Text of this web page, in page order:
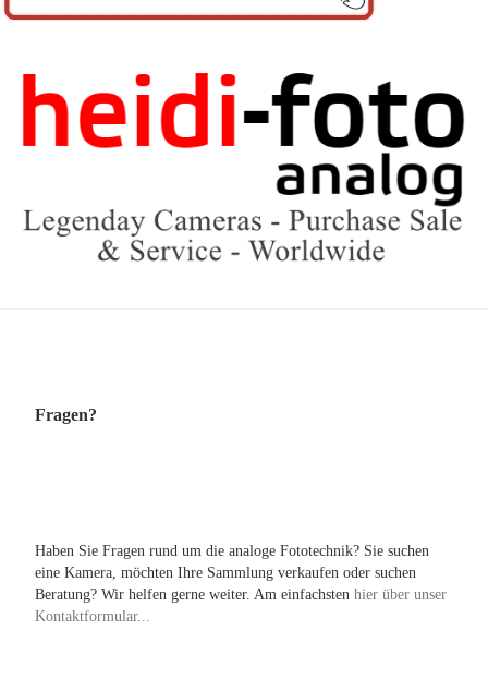
Fragen?
Haben Sie Fragen rund um die analoge Fototechnik? Sie suchen
eine Kamera, möchten Ihre Sammlung verkaufen oder suchen
Beratung? Wir helfen gerne weiter. Am einfachsten hier über unser
Kontaktformular...